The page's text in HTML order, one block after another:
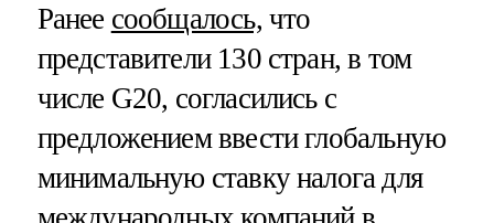
Ранее сообщалось, что
представители 130 стран, в том
числе G20, согласились с
предложением ввести глобальную
минимальную ставку налога для